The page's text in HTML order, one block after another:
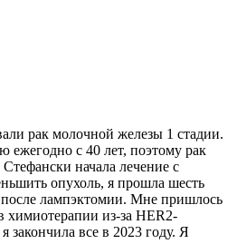
рак молочной железы 1 стадии.
с 40 лет, поэтому рак
начала лечение с
опухоль, я прошла шесть
после лампэктомии. Мне пришлось
химиотерапии из-за HER2-
закончила все в 2023 году. Я